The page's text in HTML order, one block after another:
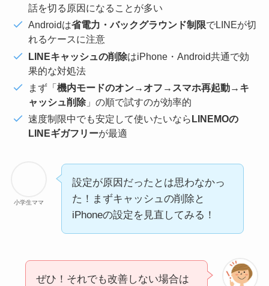
話を切る原因になることが多い
Androidは省電力・バックグラウンド制限でLINEが切
れるケースに注意
LINEキャッシュの削除はiPhone・Android共通で効
果的な対処法
まず「機内モードのオン→オフ→スマホ再起動→キ
ャッシュ削除」の順で試すのが効率的
速度制限中でも安定して使いたいならLINEMOの
LINEギガフリーが最適
小学生ママ
設定が原因だったとは思わなかっ
た！まずキャッシュの削除と
iPhoneの設定を見直してみる！
ぜひ！それでも改善しない場合は